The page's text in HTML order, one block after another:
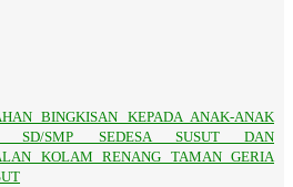
BINGKISAN KEPADA ANAK-ANAK
SD/SMP SEDESA SUSUT DAN
KOLAM RENANG TAMAN GERIA